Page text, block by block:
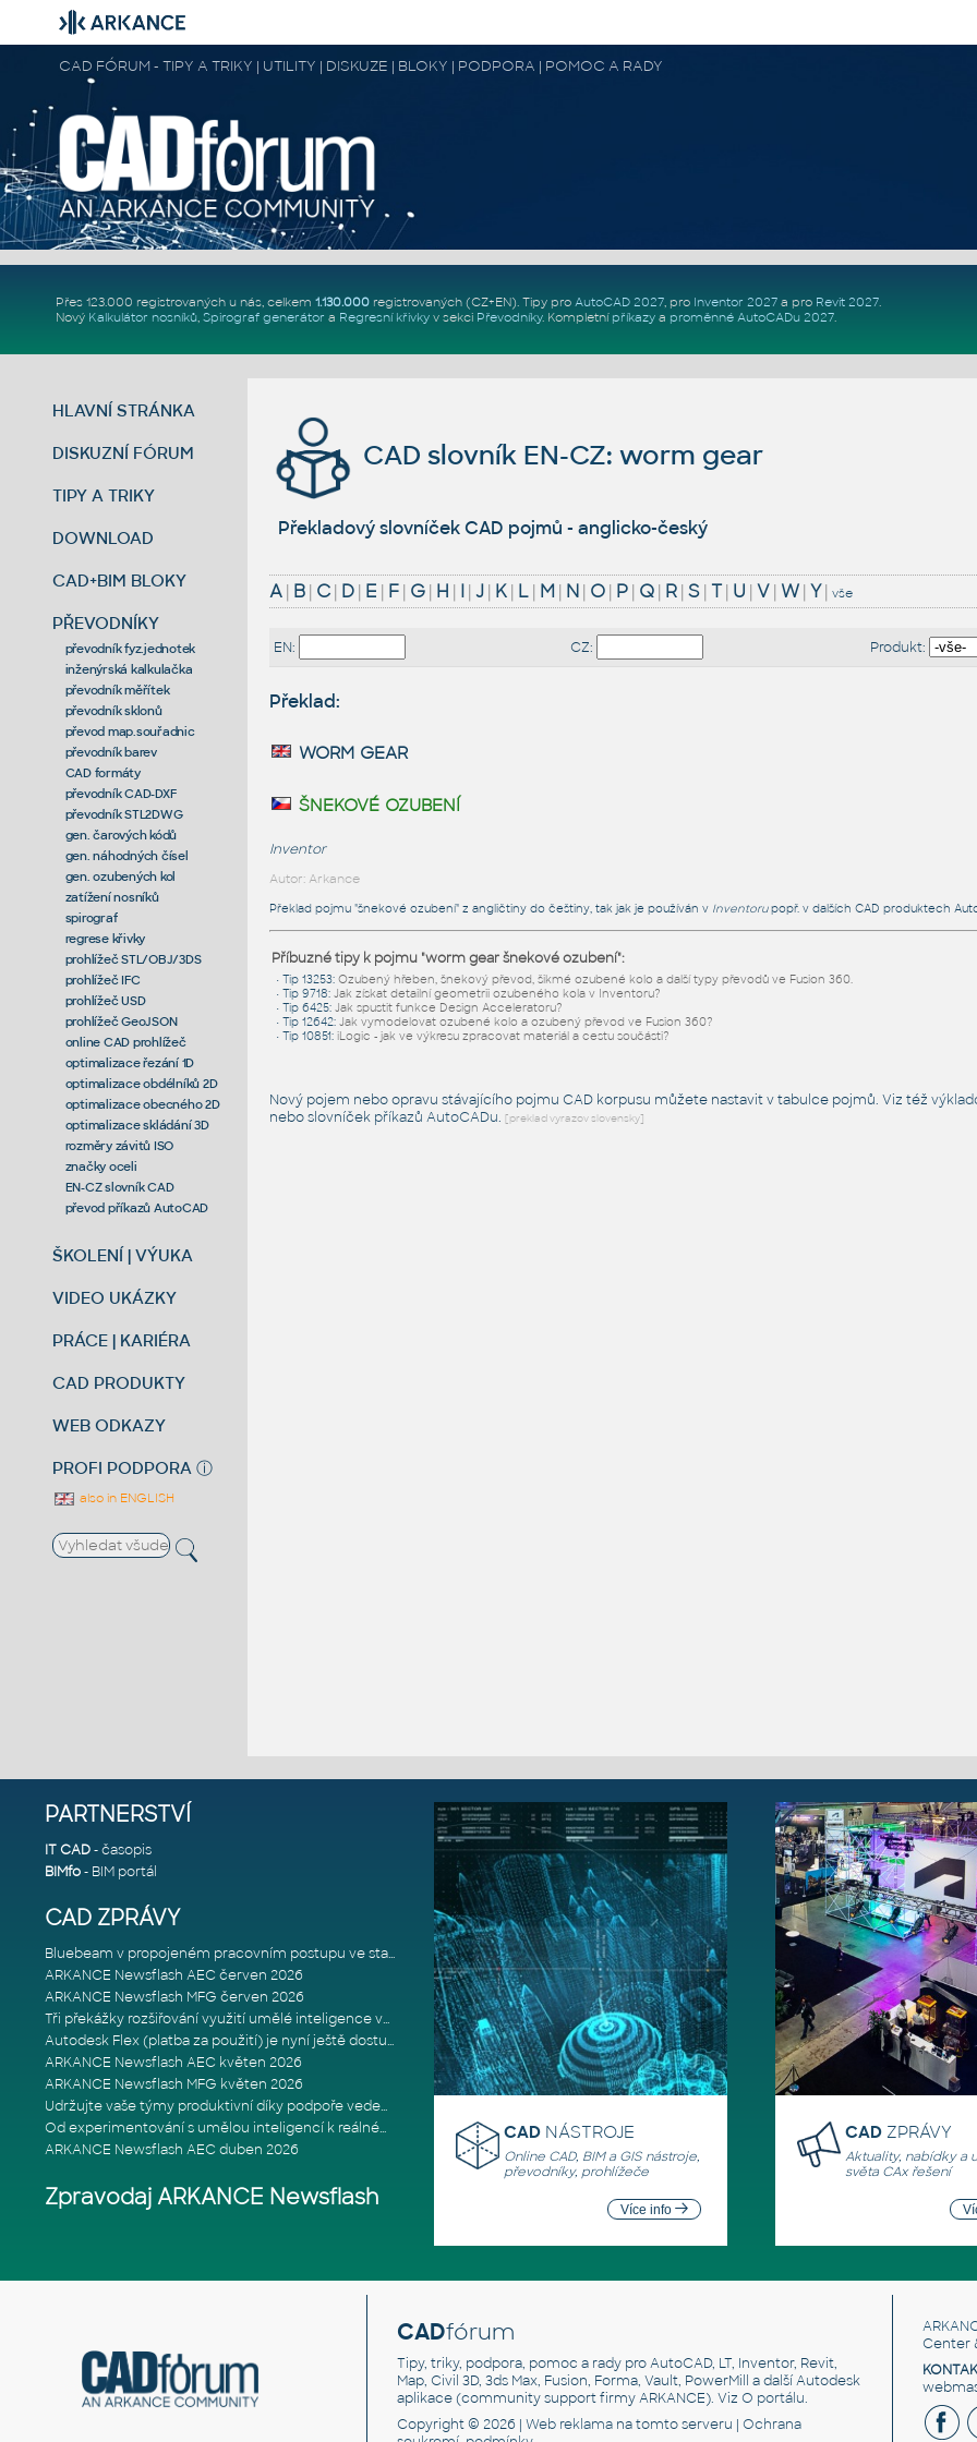
CAD FÓRUM - TIPY A TRIKY | UTILITY | DISKUZE | BLOKY | PODPORA | POMOC A RADY
Přes 123.000 registrovaných u nás, celkem 1.130.000registrovaných (CZ+EN). Tipy pro AutoCAD 2027, pro Inventor 2027a pro Revit 2027.
Nový Kalkulátor nosníků, Spirograf generátor a Regresní křivkyv sekci Převodníky. Kompletní příkazya proměnné AutoCADu 2027.
HLAVNÍ STRÁNKA
DISKUZNÍ FÓRUM
TIPY A TRIKY
DOWNLOAD
CAD+BIM BLOKY
PŘEVODNÍKY
převodník fyz.jednotek
inženýrská kalkulačka
převodník měřítek
převodník sklonů
převod map.souřadnic
převodník barev
CAD formáty
převodník CAD-DXF
převodník STL2DWG
gen. čarových kódů
gen. náhodných čísel
gen. ozubených kol
zatížení nosníků
spirograf
regrese křivky
prohlížeč STL/OBJ/3DS
prohlížeč IFC
prohlížeč USD
prohlížeč GeoJSON
online CAD prohlížeč
optimalizace řezání 1D
optimalizace obdélníků 2D
optimalizace obecného 2D
optimalizace skládání 3D
rozměry závitů ISO
značky oceli
EN-CZ slovník CAD
převod příkazů AutoCAD
ŠKOLENÍ | VÝUKA
VIDEO UKÁZKY
PRÁCE | KARIÉRA
CAD PRODUKTY
WEB ODKAZY
PROFI PODPORA ⓘ
also in ENGLISH
CAD slovník EN-CZ: worm gear
Překladový slovníček CAD pojmů - anglicko-český
A| B| C| D| E | F| G| H | I | J| K| L| M | N| O| P| Q| R| S| T| U | V| W| Y| vše
EN: CZ: Produkt:
Překlad:
worm gear
šnekové ozubení
Inventor
Autor: Arkance
Překlad pojmu "šnekové ozubení" z angličtiny do češtiny, tak jak je používán v Inventorupopř. v dalších CAD produktech
Příbuzné tipy k pojmu "worm gear šnekové ozubení":
• Tip 13253: Ozubený hřeben, šnekový převod, šikmé ozubené kolo a další typy převodů ve Fusion 360.
• Tip 9718: Jak získat detailní geometrii ozubeného kola v Inventoru?
• Tip 6425: Jak spustit funkce Design Acceleratoru?
• Tip 12642: Jak vymodelovat ozubené kolo a ozubený převod ve Fusion 360?
• Tip 10851: iLogic - jak ve výkresu zpracovat materiál a cestu součásti?
Nový pojem nebo opravu stávajícího pojmu CAD korpusu můžete nastavit v tabulce pojmů. Viz též
nebo slovníček příkazů AutoCADu. [preklad vyrazov slovensky]
PARTNERSTVÍ
IT CAD- časopis
BIMfo- BIM portál
CAD ZPRÁVY
Bluebeam v propojeném pracovním postupu ve stavebnictví: Proč je int
ARKANCE Newsflash AEC červen 2026
ARKANCE Newsflash MFG červen 2026
Tři překážky rozšiřování využití umělé inteligence ve stavebním prům
Autodesk Flex (platba za použití) je nyní ještě dostupnější
ARKANCE Newsflash AEC květen 2026
ARKANCE Newsflash MFG květen 2026
Udržujte vaše týmy produktivní díky podpoře vedené odborníky
Od experimentování s umělou inteligencí k reálnému dopadu na podniká
ARKANCE Newsflash AEC duben 2026
Zpravodaj ARKANCE Newsflash
CAD NÁSTROJE
Online CAD, BIM a GIS nástroje,
převodníky, prohlížeče
Více info
CAD ZPRÁVY
Aktuality, nabídky a
světa CAx řešení
CADfórum
Tipy, triky, podpora, pomoc a rady pro AutoCAD, LT, Inventor, Revit,
Map, Civil 3D, 3ds Max, Fusion, Forma, Vault, PowerMill a další Autodesk
aplikace (community support firmy ARKANCE). Viz O portálu.
Copyright © 2026 | Web reklamana tomto serveru | Ochrana
Center